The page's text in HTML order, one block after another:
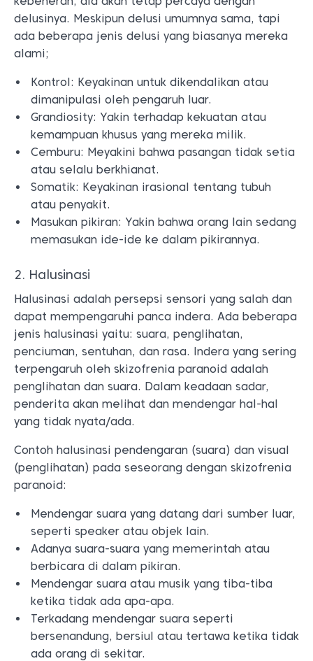
delusinya. Meskipun delusi umumnya sama, tapi
ada beberapa jenis delusi yang biasanya mereka
alami;
Kontrol: Keyakinan untuk dikendalikan atau
dimanipulasi oleh pengaruh luar.
Grandiosity: Yakin terhadap kekuatan atau
kemampuan khusus yang mereka milik.
Cemburu: Meyakini bahwa pasangan tidak setia
atau selalu berkhianat.
Somatik: Keyakinan irasional tentang tubuh
atau penyakit.
Masukan pikiran: Yakin bahwa orang lain sedang
memasukan ide-ide ke dalam pikirannya.
2. Halusinasi
Halusinasi adalah persepsi sensori yang salah dan
dapat mempengaruhi panca indera. Ada beberapa
jenis halusinasi yaitu: suara, penglihatan,
penciuman, sentuhan, dan rasa. Indera yang sering
terpengaruh oleh skizofrenia paranoid adalah
penglihatan dan suara. Dalam keadaan sadar,
penderita akan melihat dan mendengar hal-hal
yang tidak nyata/ada.
Contoh halusinasi pendengaran (suara) dan visual
(penglihatan) pada seseorang dengan skizofrenia
paranoid:
Mendengar suara yang datang dari sumber luar,
seperti speaker atau objek lain.
Adanya suara-suara yang memerintah atau
berbicara di dalam pikiran.
Mendengar suara atau musik yang tiba-tiba
ketika tidak ada apa-apa.
Terkadang mendengar suara seperti
bersenandung, bersiul atau tertawa ketika tidak
ada orang di sekitar.